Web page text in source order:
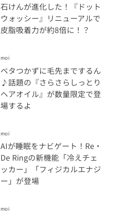
石けんが進化した！『ドット
ウォッシー』リニューアルで
皮脂吸着力が約8倍に！？
moi
ベタつかずに毛先までするん
♪話題の『さらさらしっとり
ヘアオイル』が数量限定で登
場するよ
moi
AIが睡眠をナビゲート！Re・
De Ringの新機能「冷えチェ
ッカー」「フィジカルエナジ
ー」が登場
moi